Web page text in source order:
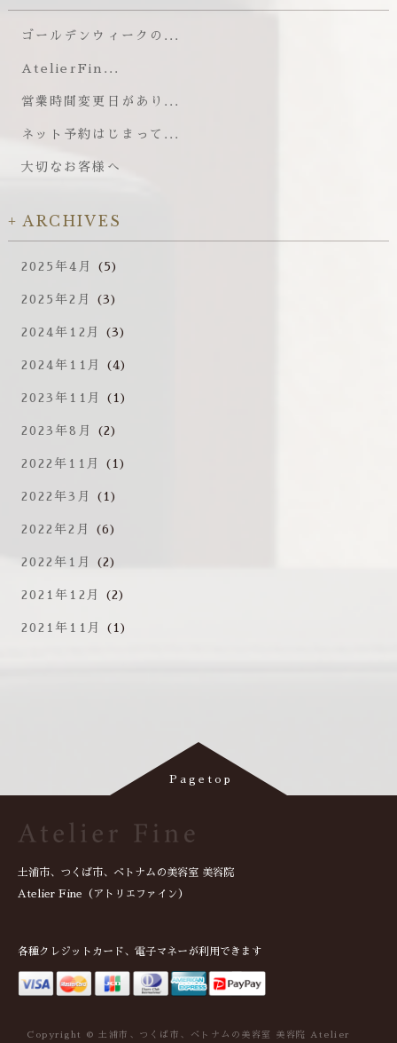
ゴールデンウィークの...
AtelierFin...
営業時間変更日があり...
ネット予約はじまって...
大切なお客様へ
ARCHIVES
2025年4月 (5)
2025年2月 (3)
2024年12月 (3)
2024年11月 (4)
2023年11月 (1)
2023年8月 (2)
2022年11月 (1)
2022年3月 (1)
2022年2月 (6)
2022年1月 (2)
2021年12月 (2)
2021年11月 (1)
土浦市、つくば市、ベトナムの美容室 美容院
Atelier Fine（アトリエファイン）
各種クレジットカード、電子マネーが利用できます
Copyright © 土浦市、つくば市、ベトナムの美容室 美容院 Atelier